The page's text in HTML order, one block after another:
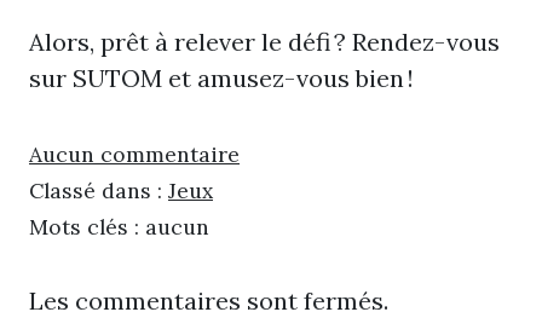
Alors, prêt à relever le défi ? Rendez-vous
sur SUTOM et amusez-vous bien !​​
Aucun commentaire
Classé dans : Jeux
Mots clés : aucun
Les commentaires sont fermés.